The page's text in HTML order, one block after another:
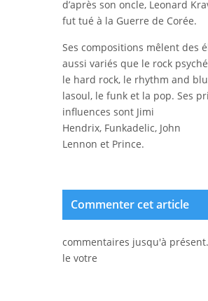
d’après son oncle, Leonard
fut tué à la Guerre de Corée.
Ses compositions mêlent des
aussi variés que le rock
le hard rock, le rhythm and
lasoul, le funk et la pop. Ses
influences sont Jimi
Hendrix, Funkadelic, John
Lennon et Prince.
Commenter cet article
commentaires jusqu'à
le votre